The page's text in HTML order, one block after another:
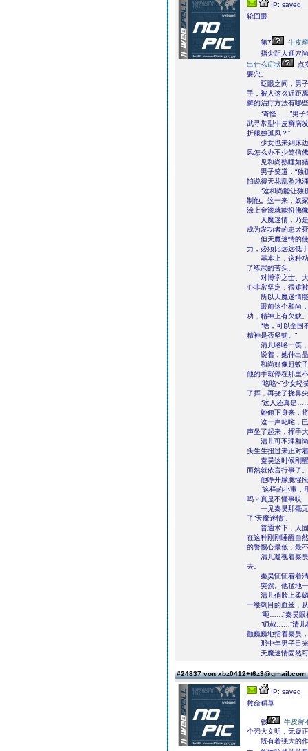
IP: saved
轮回眼
第7
牛皮
指尖距人迎穴尚
出什么症状
点
要穴。
眨眼之间，男子
手，被人这么近距
癣的治疗方法有哪些
“奇怪……”男子皱
武寻常型牛皮癣病
折服独孤凤？”
少女也来到床边
风怎么办不少笃信
见和尚熟睡如猪
男子笑道：“独孤
怕说得天花乱坠地
“这和尚能让独孤
制他。这一来，奴
涂上金漆就能扮佛
天魔迷情，乃是
成为发功者的忠犬
但天魔迷情的使
力，必须比远远低
基本上，这种功
了练武的苦头。
对博学之士、大
心非常坚定，很难
所以天魔迷情能
眼前这个和尚，
功，精神上有欠缺
“唔，可以全国有
精神是否坚韧。”
清儿咯咯一笑，“
说着，她伸出晶
和尚好像赶蚊子
他的手就停在那里
“咯咯~”少女轻笑
了挥，再挠了挠鼻
“这人还真是……”
她俯下身来，将
这一声叱咤，已
声坐了起来，挥手
清儿可不理和尚
头生生扭过来正对
秦昊这时候刚醒
而然就依言行事了。
他睁开朦胧惺忪
“这样的小事，用
吗？真是不懂事哎
一见秦昊那毫无
了“天魔迷情”。
普通术下，人固
在这种刚刚睡醒自
的警惕心最低，最
清儿凝视着秦昊
去。
秦昊怔怔看着清
突然。他猛地一
清儿俏脸上柔媚
一缕刺目的血丝，
“呃……”秦昊眼神
“师叔……”清儿松
颤巍巍地指着秦昊
那中年男子目光
天魔迷情固然可
#24837 von xbz0412+t6z3@gmail.com
IP: saved
救命稻草
很
牛皮癣
个强大文明，无疑
既有着强大的作